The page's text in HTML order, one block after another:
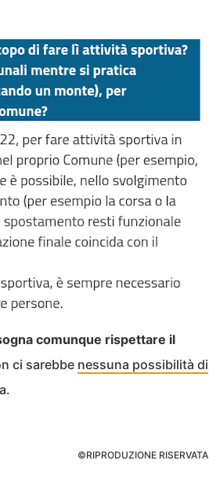
comunque rispettare il
ci sarebbe nessuna possibilità di
©RIPRODUZIONE RISERVATA